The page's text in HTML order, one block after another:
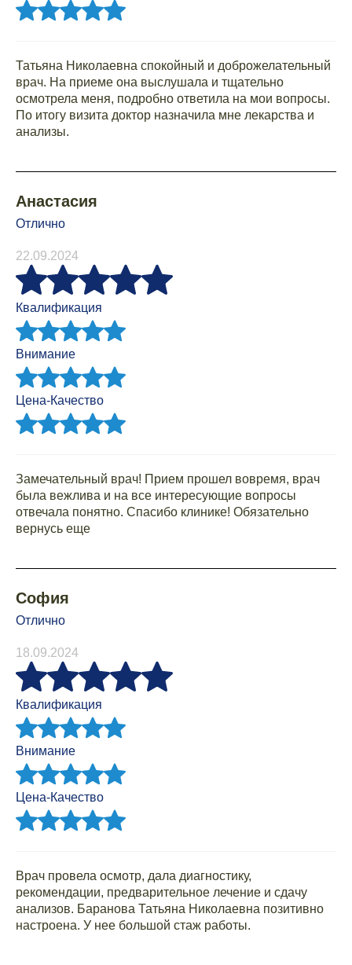
Татьяна Николаевна спокойный и доброжелательный
врач. На приеме она выслушала и тщательно
осмотрела меня, подробно ответила на мои вопросы.
По итогу визита доктор назначила мне лекарства и
анализы.
Анастасия
Отлично
22.09.2024
Квалификация
Внимание
Цена-Качество
Замечательный врач! Прием прошел вовремя, врач
была вежлива и на все интересующие вопросы
отвечала понятно. Спасибо клинике! Обязательно
вернусь еще
София
Отлично
18.09.2024
Квалификация
Внимание
Цена-Качество
Врач провела осмотр, дала диагностику,
рекомендации, предварительное лечение и сдачу
анализов. Баранова Татьяна Николаевна позитивно
настроена. У нее большой стаж работы.